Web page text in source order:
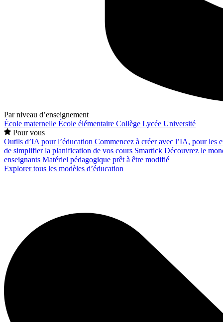
Par niveau d’enseignement
École maternelle École élémentaire Collège Lycée Université
Pour vous
Outils d’IA pour l’éducation Commencez à créer avec l’IA, pour les
de simplifier la planification de vos cours Smartick Découvrez le
enseignants Matériel pédagogique prêt à être modifié
Explorer tous les modèles d’éducation